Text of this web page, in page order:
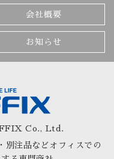
会社概要
お知らせ
Co., Ltd.
別注品など オフィスでの